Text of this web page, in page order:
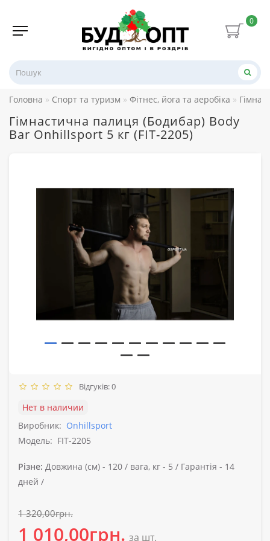
0
Головна Спорт та туризм Фітнес, йога та аеробіка
Гімнастична палиця (Бодибар) Body
Bar Onhillsport 5 кг (FIT-2205)
Відгуків: 0
Нет в наличии
Виробник: Onhillsport
Модель: FIT-2205
Різне: Довжина (см) - 120 / вага, кг - 5 / Гарантія - 14
дней /
1 320,00грн.
1 010,00грн. за шт.